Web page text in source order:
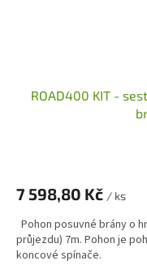
ROAD400 KIT -
7 598,80 Kč / ks
Pohon posuvné brány o
průjezdu) 7m. Pohon je
koncové spínače.